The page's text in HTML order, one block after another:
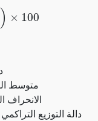
)
= متوسط
= الانحراف
= دالة التوزيع